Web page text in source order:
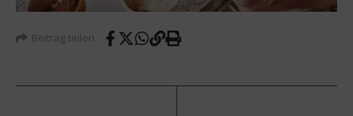
Beitrag teilen